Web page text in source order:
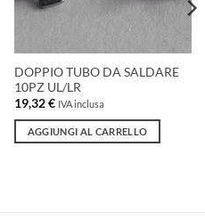
DOPPIO TUBO DA SALDARE
10PZ UL/LR
19,32€ IVA inclusa
AGGIUNGI AL CARRELLO